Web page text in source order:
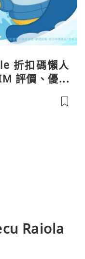
折扣碼懶人
評價、優缺
理
Raiola